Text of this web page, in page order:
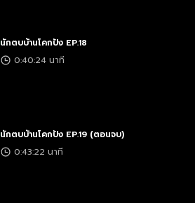
นักตบบ้านโคกปัง EP.18
0:40:24 นาที
นักตบบ้านโคกปัง EP.19 (ตอนจบ)
0:43:22 นาที